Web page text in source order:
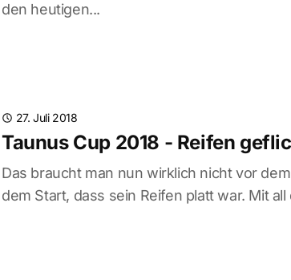
den heutigen...
27. Juli 2018
Taunus Cup 2018 - Reifen
Das braucht man nun wirklich nicht vor
dem Start, dass sein Reifen platt war. Mit